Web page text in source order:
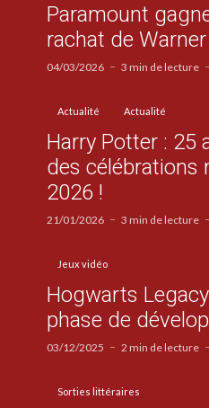
Paramount
rachat de
04/03/2026 3 min de lecture
Actualité Actualité
Harry Potter : 25
des célébrations
2026 !
21/01/2026 3 min de lecture
Jeux vidéo
Hogwarts
phase de
03/12/2025 2 min de lecture
Sorties littéraires